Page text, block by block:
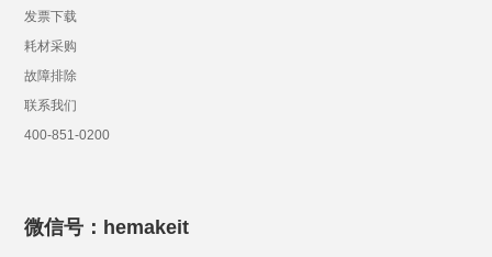
发票下载
耗材采购
故障排除
联系我们
400-851-0200
微信号：hemakeit